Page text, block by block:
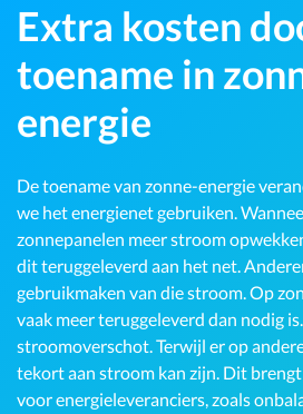
Extra kosten
toename in
energie
De toename van zonne-energie
we het energienet gebruiken.
zonnepanelen meer stroom
dit teruggeleverd aan het net.
gebruikmaken van die stroom. Op
vaak meer teruggeleverd dan nodig
stroomoverschot. Terwijl er op
tekort aan stroom kan zijn. Dit
voor energieleveranciers, zoals